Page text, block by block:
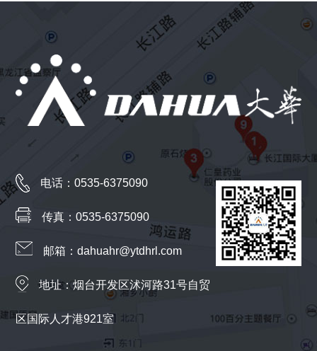
电话：0535-6375090
传真：0535-6375090
邮箱：dahuahr@ytdhrl.com
地址：烟台开发区沭河路31号自贸
区国际人才港921室